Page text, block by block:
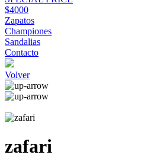
$4000
Zapatos
Championes
Sandalias
Contacto
Volver
zafari